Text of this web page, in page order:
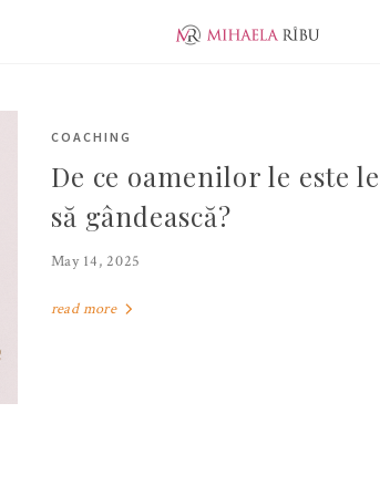
EVOLUTION JUNIOR
COACHING
De ce oamenilor le este
să gândească?
May 14, 2025
read more